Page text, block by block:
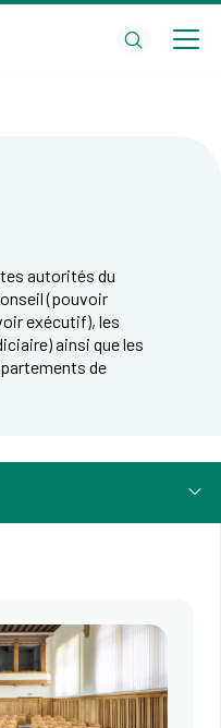
autorités du
(pouvoir
exécutif), les
ainsi que les
de